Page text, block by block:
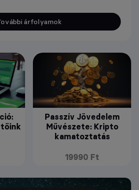
árfolyamok
Passzív Jövedelem
Művészete: Kripto
kamatoztatás
19990 Ft